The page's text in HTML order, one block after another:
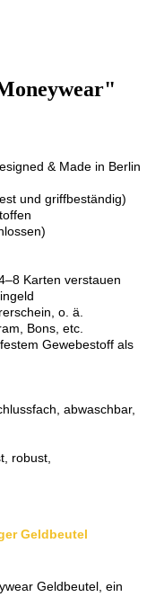
& Made in Berlin
und griffbeständig)
Karten verstauen
o. ä.
Bons, etc.
Gewebestoff als
abwaschbar,
robust,
Geldbeutel
Geldbeutel, ein